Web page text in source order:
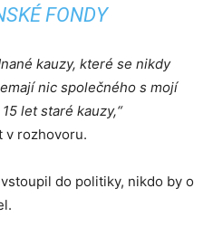
FONDY
kauzy, které se nikdy
nic společného s mojí
let staré kauzy,“
v rozhovoru.
do politiky, nikdo by o